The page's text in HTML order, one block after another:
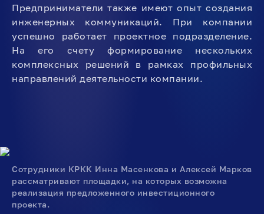
Предприниматели также имеют опыт создания
инженерных коммуникаций. При компании
успешно работает проектное подразделение.
На его счету формирование нескольких
комплексных решений в рамках профильных
направлений деятельности компании.
Сотрудники КРКК Инна Масенкова и Алексей Марков
рассматривают площадки, на которых возможна
реализация предложенного инвестиционного
проекта.